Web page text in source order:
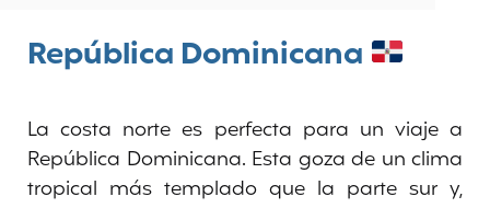
República Dominicana
La costa norte es perfecta para un viaje a
República Dominicana. Esta goza de un clima
tropical más templado que la parte sur y,